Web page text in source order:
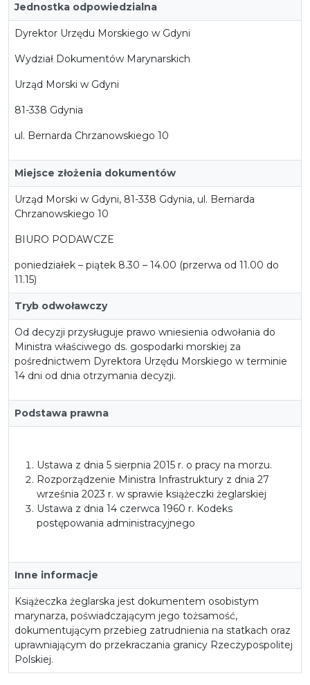
Jednostka odpowiedzialna
Dyrektor Urzędu Morskiego w Gdyni
Wydział Dokumentów Marynarskich
Urząd Morski w Gdyni
81-338 Gdynia
ul. Bernarda Chrzanowskiego 10
Miejsce złożenia dokumentów
Urząd Morski w Gdyni, 81-338 Gdynia, ul. Bernarda
Chrzanowskiego 10
BIURO PODAWCZE
poniedziałek – piątek 8.30 – 14.00 (przerwa od 11.00 do
11.15)
Tryb odwoławczy
Od decyzji przysługuje prawo wniesienia odwołania do
Ministra właściwego ds. gospodarki morskiej za
pośrednictwem Dyrektora Urzędu Morskiego w terminie
14 dni od dnia otrzymania decyzji.
Podstawa prawna
Ustawa z dnia 5 sierpnia 2015 r. o pracy na morzu.
Rozporządzenie Ministra Infrastruktury z dnia 27
września 2023 r. w sprawie książeczki żeglarskiej
Ustawa z dnia 14 czerwca 1960 r. Kodeks
postępowania administracyjnego
Inne informacje
Książeczka żeglarska jest dokumentem osobistym
marynarza, poświadczającym jego tożsamość,
dokumentującym przebieg zatrudnienia na statkach oraz
uprawniającym do przekraczania granicy Rzeczypospolitej
Polskiej.